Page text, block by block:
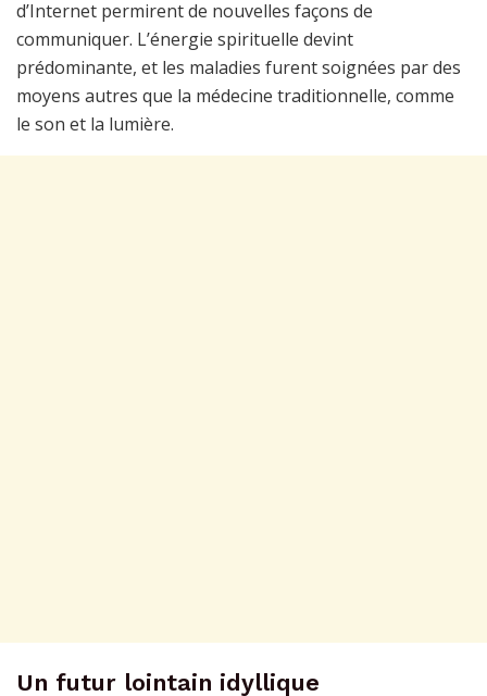
d’Internet permirent de nouvelles façons de
communiquer. L’énergie spirituelle devint
prédominante, et les maladies furent soignées par des
moyens autres que la médecine traditionnelle, comme
le son et la lumière.
Un futur lointain idyllique